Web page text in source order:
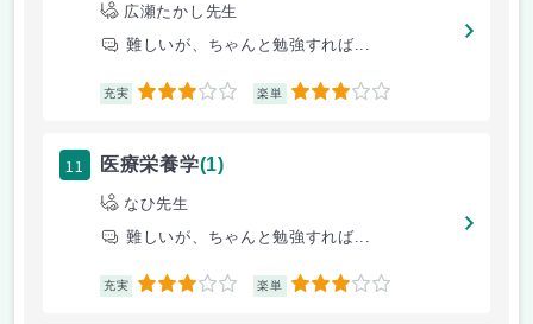
広瀬たかし先生
難しいが、ちゃんと勉強すれば...
充実 3 楽単 3
11 医療栄養学(1)
なひ先生
難しいが、ちゃんと勉強すれば...
充実 3 楽単 3